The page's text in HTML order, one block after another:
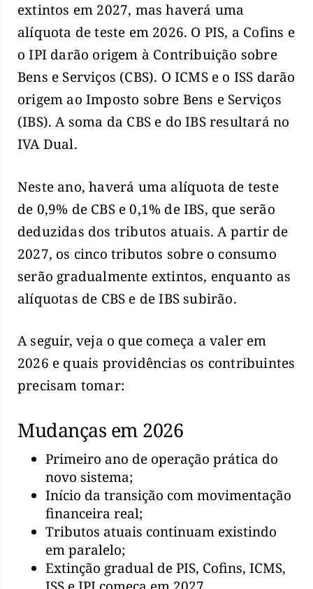
extintos em 2027, mas haverá uma
alíquota de teste em 2026. O PIS, a Cofins e
o IPI darão origem à Contribuição sobre
Bens e Serviços (CBS). O ICMS e o ISS darão
origem ao Imposto sobre Bens e Serviços
(IBS). A soma da CBS e do IBS resultará no
IVA Dual.
Neste ano, haverá uma alíquota de teste
de 0,9% de CBS e 0,1% de IBS, que serão
deduzidas dos tributos atuais. A partir de
2027, os cinco tributos sobre o consumo
serão gradualmente extintos, enquanto as
alíquotas de CBS e de IBS subirão.
A seguir, veja o que começa a valer em
2026 e quais providências os contribuintes
precisam tomar:
Mudanças em 2026
Primeiro ano de operação prática do
novo sistema;
Início da transição com movimentação
financeira real;
Tributos atuais continuam existindo
em paralelo;
Extinção gradual de PIS, Cofins, ICMS,